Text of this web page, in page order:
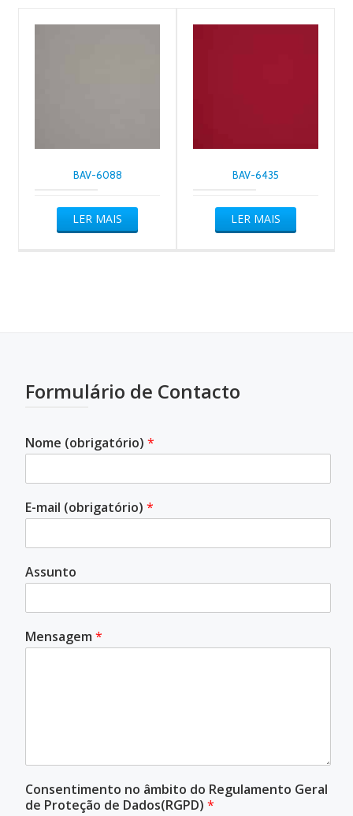
BAV-6088
LER MAIS
BAV-6435
LER MAIS
Formulário de Contacto
Nome (obrigatório) *
E-mail (obrigatório) *
Assunto
Mensagem *
Consentimento no âmbito do Regulamento Geral
de Proteção de Dados(RGPD) *